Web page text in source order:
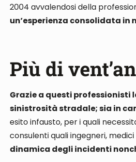
2004 avvalendosi della
un’esperienza consolidata
Più di
Grazie a questi professionisti
sinistrosità stradale; sia in
esito infausto, per i quali
consulenti quali ingegneri,
dinamica degli incidenti